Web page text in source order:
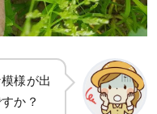
様が出
すか？